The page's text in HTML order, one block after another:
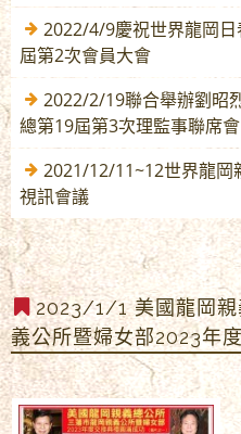
2022/4/9慶祝世界龍岡
屆第2次會員大會
2022/2/19聯合舉辦劉昭
總第19屆第3次理監事聯席
2021/12/11~12世界龍岡
視訊會議
2023/1/1 美國龍岡親
義公所暨婦女部2023年